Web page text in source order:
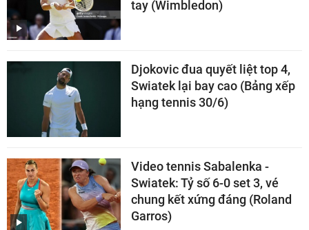
tay (Wimbledon)
Djokovic đua quyết liệt top 4,
Swiatek lại bay cao (Bảng xếp
hạng tennis 30/6)
Video tennis Sabalenka -
Swiatek: Tỷ số 6-0 set 3, vé
chung kết xứng đáng (Roland
Garros)